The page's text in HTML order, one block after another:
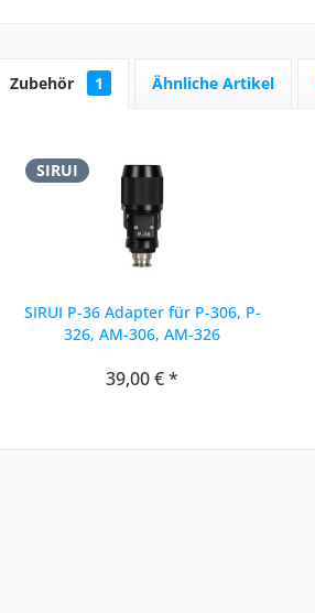
Zubehör 1 Ähnliche Artikel
SIRUI
SIRUI P-36 Adapter für P-306, P-
326, AM-306, AM-326
39,00 € *